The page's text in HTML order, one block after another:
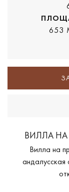
653
ВИЛЛА НА
Вилла на
андалусская